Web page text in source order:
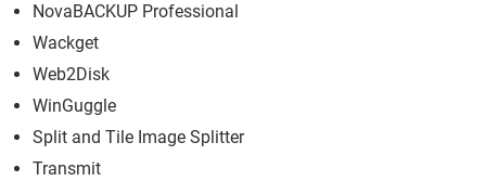
NovaBACKUP Professional
Wackget
Web2Disk
WinGuggle
Split and Tile Image Splitter
Transmit